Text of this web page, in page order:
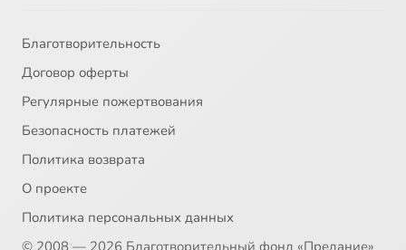
Благотворительность
Договор оферты
Регулярные пожертвования
Безопасность платежей
Политика возврата
О проекте
Политика персональных данных
© 2008 — 2026 Благотворительный фонд «Предание»